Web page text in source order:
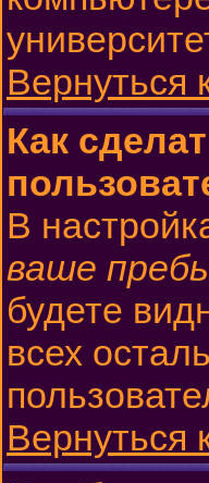
Вернуться
Как
В
ваше
будете
всех
Вернуться